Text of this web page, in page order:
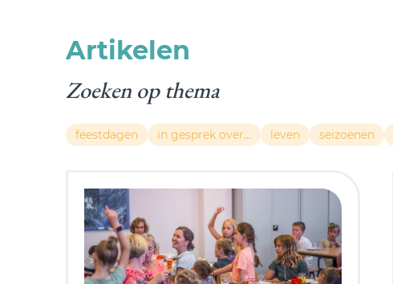
Artikelen
Zoeken op thema
feestdagen in gesprek over... leven seizoenen